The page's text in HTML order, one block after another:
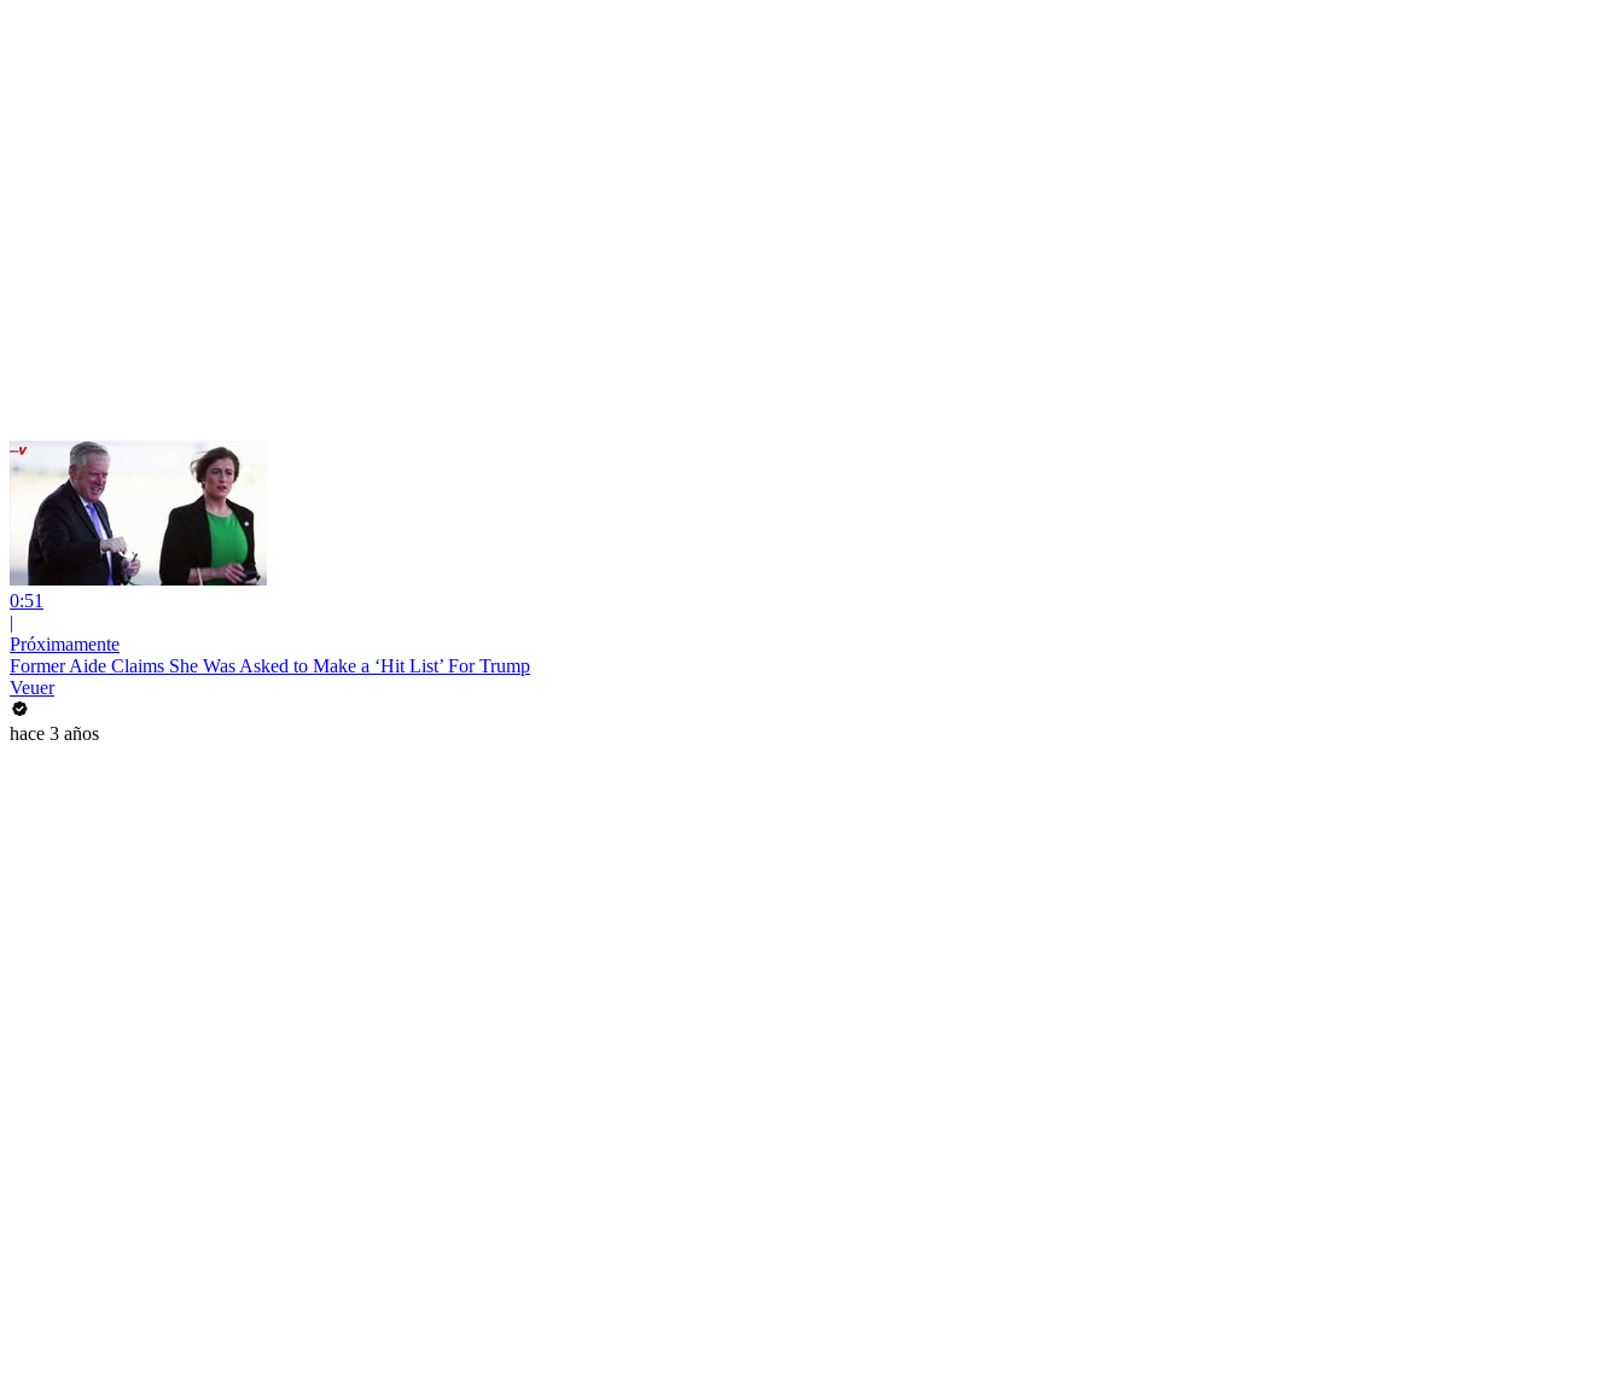
0:51
|
Próximamente
Former Aide Claims She Was Asked to Make a ‘Hit List’ For Trump
Veuer
hace 3 años